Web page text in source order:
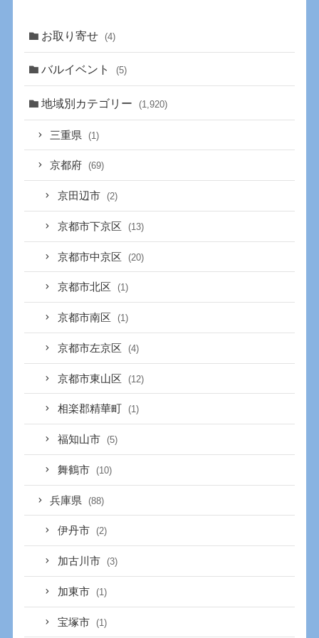
お取り寄せ (4)
バルイベント (5)
地域別カテゴリー (1,920)
三重県 (1)
京都府 (69)
京田辺市 (2)
京都市下京区 (13)
京都市中京区 (20)
京都市北区 (1)
京都市南区 (1)
京都市左京区 (4)
京都市東山区 (12)
相楽郡精華町 (1)
福知山市 (5)
舞鶴市 (10)
兵庫県 (88)
伊丹市 (2)
加古川市 (3)
加東市 (1)
宝塚市 (1)